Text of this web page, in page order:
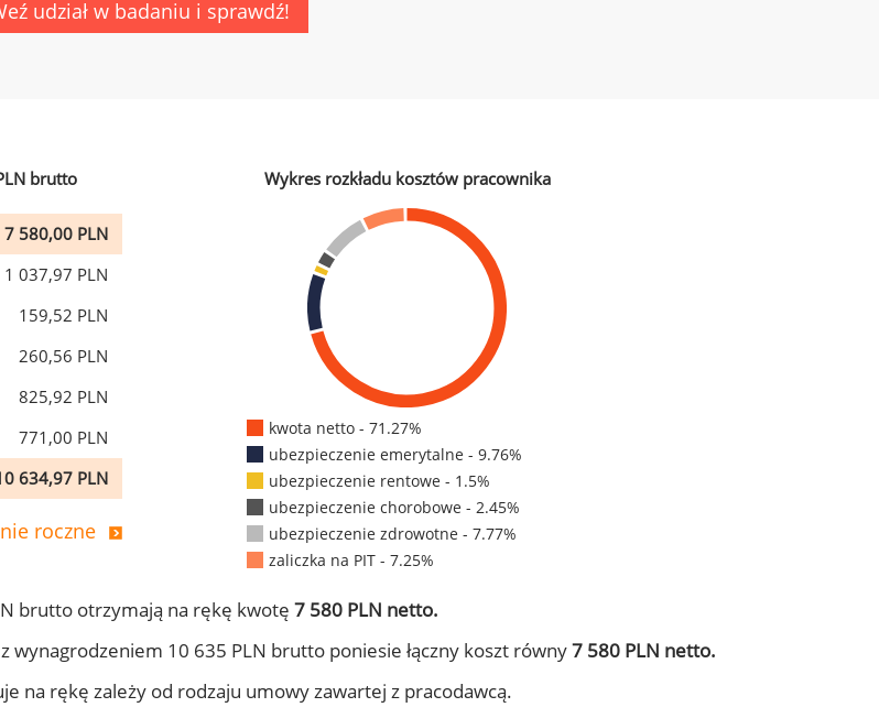
udział w badaniu i sprawdź!
brutto
7 580,00 PLN
1 037,97 PLN
159,52 PLN
260,56 PLN
825,92 PLN
771,00 PLN
634,97 PLN
roczne
Wykres rozkładu kosztów pracownika
kwota netto - 71.27%
ubezpieczenie emerytalne - 9.76%
ubezpieczenie rentowe - 1.5%
ubezpieczenie chorobowe - 2.45%
ubezpieczenie zdrowotne - 7.77%
zaliczka na PIT - 7.25%
brutto otrzymają na rękę kwotę 7 580 PLN netto.
wynagrodzeniem 10 635 PLN brutto poniesie łączny koszt równy7 580 PLN netto.
na rękę zależy od rodzaju umowy zawartej z pracodawcą.